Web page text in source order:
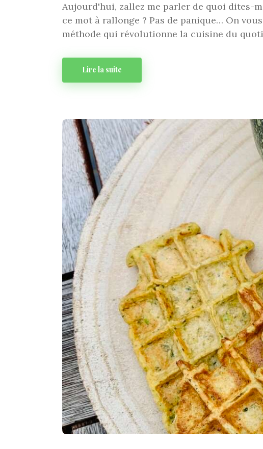
Aujourd'hui, zallez me parler de quoi dites-
ce mot à rallonge ? Pas de panique… On
méthode qui révolutionne la cuisine du
Lire la suite